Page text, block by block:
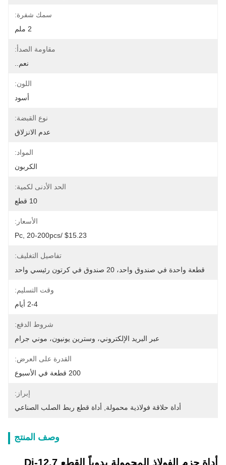
سمك شفرة:
2 ملم
مقاومة الصدأ:
نعم..
اللون:
أسود
نوع القبضة:
عدم الانزلاق
المواد:
الكربون
الحد الأدنى لكمية:
10 قطع
الأسعار:
$15.23 /pc, 20-200pcs
تفاصيل التغليف:
قطعة واحدة في صندوق واحد، 20 صندوق في كرتون رئيسي واحد
وقت التسليم:
2-4 أيام
شروط الدفع:
عبر البريد الإلكتروني، وسترين يونيون، موني جرام
القدرة على العرض:
200 قطعة في الأسبوع
إبراز:
أداة حلاقة فولاذية محمولة
أداة قطع ربط الصلب الصناعي
وصف المنتج
أداة حزم الفولاذ المحمولة يدوياً القطع Dj-12.7